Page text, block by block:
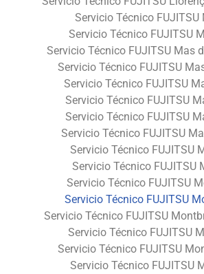
Servicio Técnico FUJITSU
Servicio Técnico FUJITSU
Servicio Técnico FUJITSU Mas
Servicio Técnico FUJITSU
Servicio Técnico FUJITSU
Servicio Técnico FUJITSU
Servicio Técnico FUJITSU
Servicio Técnico FUJITSU
Servicio Técnico FUJITSU
Servicio Técnico FUJITSU
Servicio Técnico FUJITSU
Servicio Técnico FUJITSU
Servicio Técnico FUJITSU
Servicio Técnico FUJITSU
Servicio Técnico FUJITSU
Servicio Técnico FUJITSU